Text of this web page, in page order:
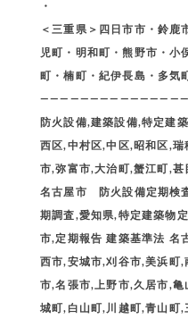
・
＜三重県＞四日市市・鈴
児町・明和町・熊野市・小
町・楠町・紀伊長島・多気
防火設備,建築設備,特定建
西区,中村区,中区,昭和区,
市,弥富市,大治町,蟹江町,
名古屋市 防火設備定期検
期調査,愛知県,特定建築物
市,定期報告 建築基準法 名
西市,安城市,刈谷市,美浜町
市,名張市,上野市,久居市,
城町,白山町,川越町,青山町